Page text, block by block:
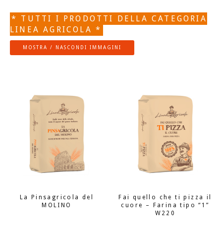
* TUTTI I PRODOTTI DELLA CATEGORIA
LINEA AGRICOLA *
MOSTRA / NASCONDI IMMAGINI
La Pinsagricola del
MOLINO
Fai quello che ti pizza il
cuore – Farina tipo “1”
W220